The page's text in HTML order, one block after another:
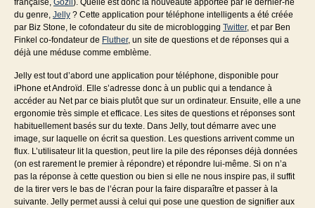
du genre, Jelly ? Cette application pour téléphone intelligents a été créée
par Biz Stone, le cofondateur du site de microblogging Twitter, et par Ben
Finkel co-fondateur de Fluther, un site de questions et de réponses qui a
déjà une méduse comme emblème.
Jelly est tout d’abord une application pour téléphone, disponible pour
iPhone et Androïd. Elle s’adresse donc à un public qui a tendance à
accéder au Net par ce biais plutôt que sur un ordinateur. Ensuite, elle a une
ergonomie très simple et efficace. Les sites de questions et réponses sont
habituellement basés sur du texte. Dans Jelly, tout démarre avec une
image, sur laquelle on écrit sa question. Les questions arrivent comme un
flux. L’utilisateur lit la question, peut lire la pile des réponses déjà données
(on est rarement le premier à répondre) et répondre lui-même. Si on n’a
pas la réponse à cette question ou bien si elle ne nous inspire pas, il suffit
de la tirer vers le bas de l’écran pour la faire disparaître et passer à la
suivante. Jelly permet aussi à celui qui pose une question de signifier aux